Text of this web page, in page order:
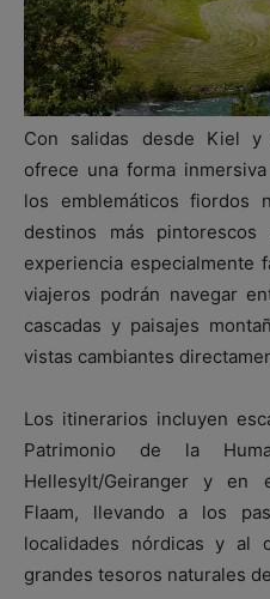
Con salidas desde Kiel y
ofrece una forma
los emblemáticos fiordos
destinos más
experiencia especialmente
viajeros podrán navegar
cascadas y paisajes
vistas cambiantes
Los itinerarios incluyen
Patrimonio de la
Hellesylt/Geiranger y en
Flaam, llevando a los
localidades nórdicas y al
grandes tesoros naturales